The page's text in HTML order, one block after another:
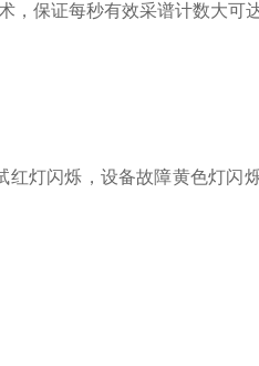
保证每秒有效采谱计数大可
红灯闪烁，设备故障黄色灯闪